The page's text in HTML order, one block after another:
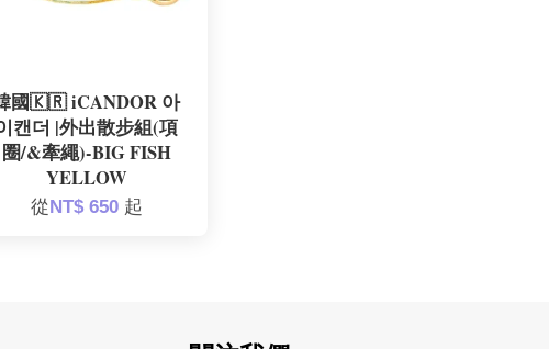
國🇰🇷 iCANDOR 아
캔더 |外出散步組(項
圈/&牽繩)-BIG FISH
YELLOW
從NT$ 650 起